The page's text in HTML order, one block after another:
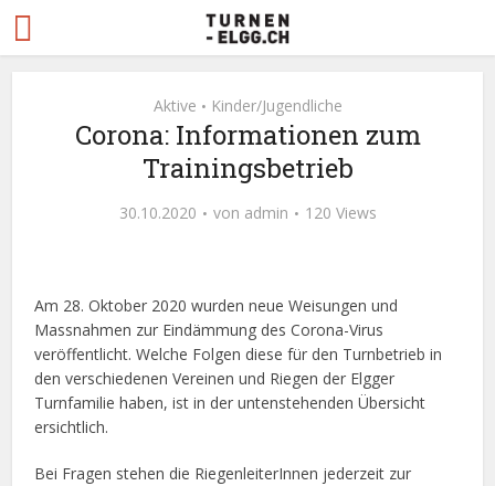
Aktive • Kinder/Jugendliche
Corona: Informationen zum
Trainingsbetrieb
30.10.2020 von admin 120 Views
Am 28. Oktober 2020 wurden neue Weisungen und
Massnahmen zur Eindämmung des Corona-Virus
veröffentlicht. Welche Folgen diese für den Turnbetrieb in
den verschiedenen Vereinen und Riegen der Elgger
Turnfamilie haben, ist in der untenstehenden Übersicht
ersichtlich.
Bei Fragen stehen die RiegenleiterInnen jederzeit zur